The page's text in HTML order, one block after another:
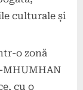
culturale și
o zonă
MHUMHAN
cu o